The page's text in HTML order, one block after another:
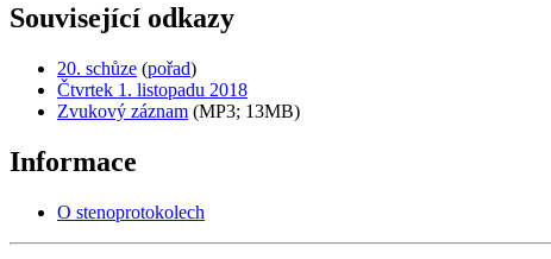
Související odkazy
20. schůze (pořad)
Čtvrtek 1. listopadu 2018
Zvukový záznam (MP3; 13MB)
Informace
O stenoprotokolech